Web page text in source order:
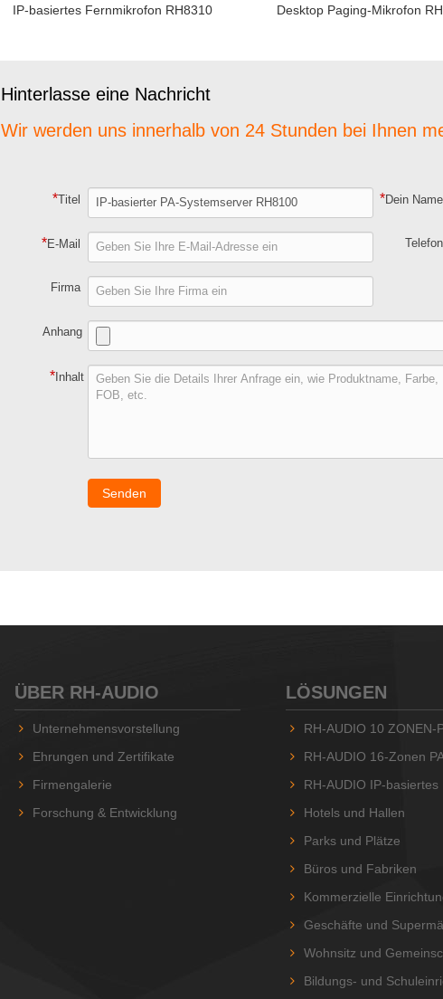
IP-basiertes Fernmikrofon RH8310 Desktop Paging-Mikrofon
Hinterlasse eine Nachricht
Wir werden uns innerhalb von 24 Stunden bei Ihnen
*Titel *Dein Name
*E-Mail Telefon
Firma
Anhang
*Inhalt
Senden
ÜBER RH-AUDIO
Unternehmensvorstellung
Ehrungen und Zertifikate
Firmengalerie
Forschung & Entwicklung
LÖSUNGEN
RH-AUDIO 10 ZONEN-
RH-AUDIO 16-Zonen
RH-AUDIO IP-basiertes
Hotels und Hallen
Parks und Plätze
Büros und Fabriken
Kommerzielle
Geschäfte und
Wohnsitz und
Bildungs- und